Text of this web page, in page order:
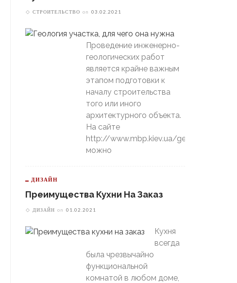
СТРОИТЕЛЬСТВО on 03.02.2021
Проведение инженерно-
геологических работ
является крайне важным
этапом подготовки к
началу строительства
того или иного
архитектурного объекта.
На сайте
http://www.mbp.kiev.ua/geology
можно
ДИЗАЙН
Преимущества Кухни На Заказ
ДИЗАЙН on 01.02.2021
Кухня
всегда
была чрезвычайно
функциональной
комнатой в любом доме,